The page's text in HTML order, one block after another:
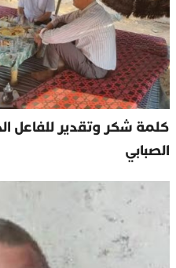
كلمة شكر وتقدير للفاعل
الصبابي